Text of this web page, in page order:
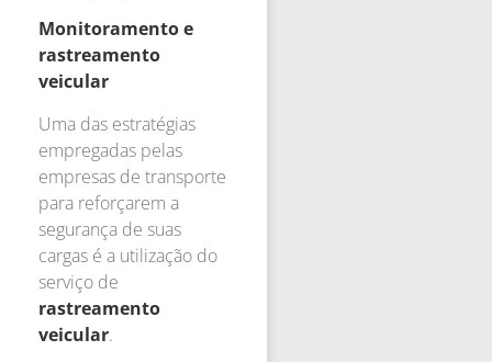
Monitoramento e
rastreamento
veicular
Uma das estratégias
empregadas pelas
empresas de transporte
para reforçarem a
segurança de suas
cargas é a utilização do
serviço de
rastreamento
veicular.